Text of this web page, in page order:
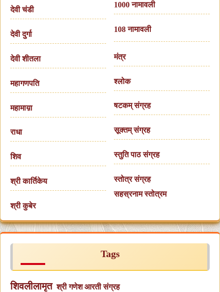
देवी चंडी
देवी दुर्गा
देवी शीतला
महागणपति
महामाय़ा
राधा
शिव
श्री कार्तिकेय
श्री कुबेर
1000 नामावली
108 नामावली
मंत्र
श्लोक
षटकम् संग्रह
सूक्तम् संग्रह
स्तुति पाठ संग्रह
स्तोत्र संग्रह
सहस्रनाम स्तोत्रम
Tags
शिवलीलामृत श्री गणेश आरती संग्रह